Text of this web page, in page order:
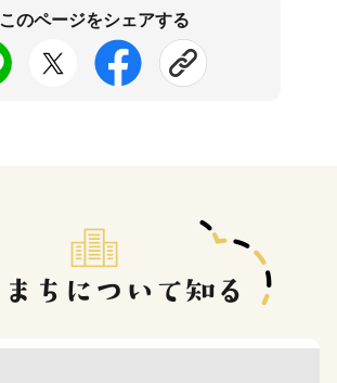
このページをシェアする